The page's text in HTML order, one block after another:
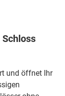
und öffnet Ihr